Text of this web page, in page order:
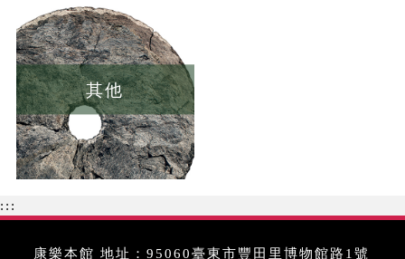
其他
:::
康樂本館 地址：95060臺東市豐田里博物館路1號